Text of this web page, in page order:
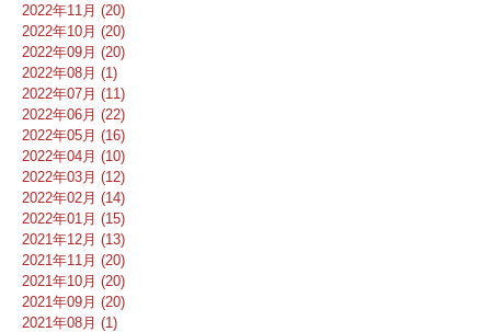
2022年11月 (20)
2022年10月 (20)
2022年09月 (20)
2022年08月 (1)
2022年07月 (11)
2022年06月 (22)
2022年05月 (16)
2022年04月 (10)
2022年03月 (12)
2022年02月 (14)
2022年01月 (15)
2021年12月 (13)
2021年11月 (20)
2021年10月 (20)
2021年09月 (20)
2021年08月 (1)